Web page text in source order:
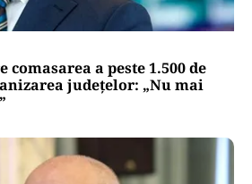
comasarea a peste 1.500 de
județelor: „Nu mai